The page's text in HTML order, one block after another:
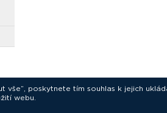
vše”, poskytnete tím souhlas k jejich
webu.